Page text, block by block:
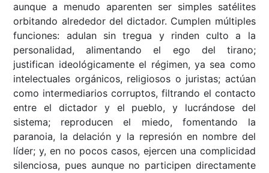
aunque a menudo aparenten ser simples satélites
orbitando alrededor del dictador. Cumplen múltiples
funciones: adulan sin tregua y rinden culto a la
personalidad, alimentando el ego del tirano;
justifican ideológicamente el régimen, ya sea como
intelectuales orgánicos, religiosos o juristas; actúan
como intermediarios corruptos, filtrando el contacto
entre el dictador y el pueblo, y lucrándose del
sistema; reproducen el miedo, fomentando la
paranoia, la delación y la represión en nombre del
líder; y, en no pocos casos, ejercen una complicidad
silenciosa, pues aunque no participen directamente